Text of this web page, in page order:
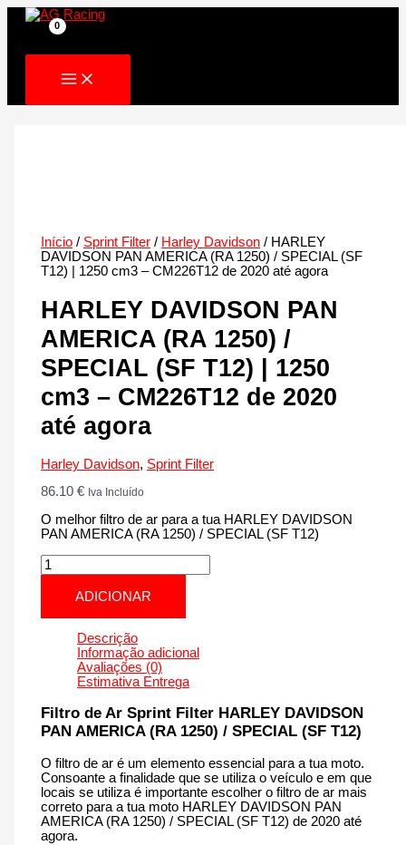
Skip
Início / Sprint Filter / Harley Davidson / HARLEY
DAVIDSON PAN AMERICA (RA 1250) / SPECIAL (SF
T12) | 1250 cm3 – CM226T12 de 2020 até agora
HARLEY DAVIDSON PAN
AMERICA (RA 1250) /
SPECIAL (SF T12) | 1250
cm3 – CM226T12 de 2020
até agora
Harley Davidson, Sprint Filter
86.10€ Iva Incluído
O melhor filtro de ar para a tua HARLEY DAVIDSON
PAN AMERICA (RA 1250) / SPECIAL (SF T12)
Quantidade
de
HARLEY
DAVIDSON
PAN
AMERICA
SPECIAL
(SF
T12)
|
cm3
-
CM226T12
de
2020
até
ADICIONAR
Descrição
Informação adicional
Avaliações (0)
Estimativa Entrega
Filtro de Ar Sprint Filter HARLEY DAVIDSON
PAN AMERICA (RA 1250) / SPECIAL (SF T12)
O filtro de ar é um elemento essencial para a tua moto.
Consoante a finalidade que se utiliza o veículo e em que
locais se utiliza é importante escolher o filtro de ar mais
correto para a tua moto HARLEY DAVIDSON PAN
AMERICA (RA 1250) / SPECIAL (SF T12) de 2020 até
agora.